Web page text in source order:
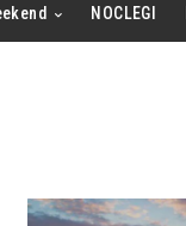
NOCLEGI